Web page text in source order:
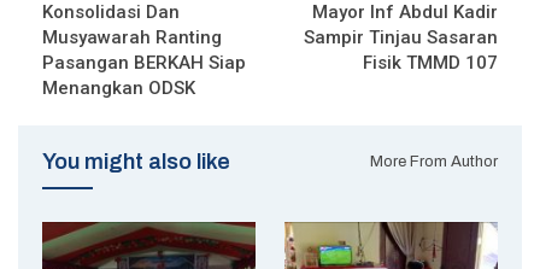
Konsolidasi Dan
Musyawarah Ranting
Pasangan BERKAH Siap
Menangkan ODSK
Mayor Inf Abdul Kadir
Sampir Tinjau Sasaran
Fisik TMMD 107
You might also like More From Author